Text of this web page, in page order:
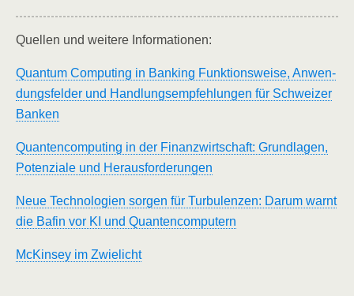
Quel­len und wei­te­re Informationen:
Quan­tum Com­pu­ting in Ban­king Funk­ti­ons­wei­se, Anwen­
dungs­fel­der und Hand­lungs­emp­feh­lun­gen für Schwei­zer
Banken
Quan­ten­com­pu­ting in der Finanz­wirt­schaft: Grund­la­gen,
Poten­zia­le und Herausforderungen
Neue Tech­no­lo­gien sor­gen für Tur­bu­len­zen: Dar­um warnt
die Bafin vor KI und Quantencomputern
McK­in­sey im Zwielicht